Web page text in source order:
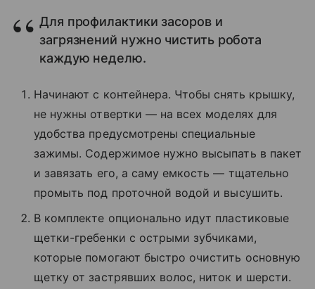
Для профилактики засоров и
загрязнений нужно чистить робота
каждую неделю.
Начинают с контейнера. Чтобы снять крышку,
не нужны отвертки — на всех моделях для
удобства предусмотрены специальные
зажимы. Содержимое нужно высыпать в пакет
и завязать его, а саму емкость — тщательно
промыть под проточной водой и высушить.
В комплекте опционально идут пластиковые
щетки-гребенки с острыми зубчиками,
которые помогают быстро очистить основную
щетку от застрявших волос, ниток и шерсти.